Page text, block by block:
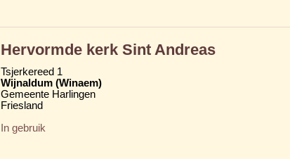
Hervormde kerk Sint Andreas
Tsjerkereed 1
Wijnaldum (Winaem)
Gemeente Harlingen
Friesland
In gebruik